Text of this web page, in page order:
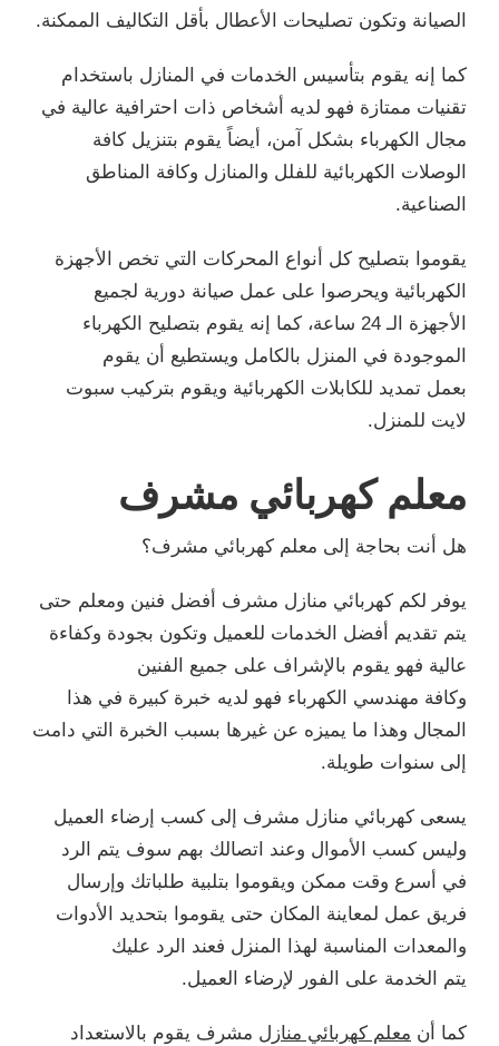
الصيانة وتكون تصليحات الأعطال بأقل التكاليف الممكنة.
كما إنه يقوم بتأسيس الخدمات في المنازل باستخدام
تقنيات ممتازة فهو لديه أشخاص ذات احترافية عالية في
مجال الكهرباء بشكل آمن، أيضاً يقوم بتنزيل كافة
الوصلات الكهربائية للفلل والمنازل وكافة المناطق
الصناعية.
يقوموا بتصليح كل أنواع المحركات التي تخص الأجهزة
الكهربائية ويحرصوا على عمل صيانة دورية لجميع
الأجهزة الـ 24 ساعة، كما إنه يقوم بتصليح الكهرباء
الموجودة في المنزل بالكامل ويستطيع أن يقوم
بعمل تمديد للكابلات الكهربائية ويقوم بتركيب سبوت
لايت للمنزل.
معلم كهربائي مشرف
هل أنت بحاجة إلى معلم كهربائي مشرف؟
يوفر لكم كهربائي منازل مشرف أفضل فنين ومعلم حتى
يتم تقديم أفضل الخدمات للعميل وتكون بجودة وكفاءة
عالية فهو يقوم بالإشراف على جميع الفنين
وكافة مهندسي الكهرباء فهو لديه خبرة كبيرة في هذا
المجال وهذا ما يميزه عن غيرها بسبب الخبرة التي دامت
إلى سنوات طويلة.
يسعى كهربائي منازل مشرف إلى كسب إرضاء العميل
وليس كسب الأموال وعند اتصالك بهم سوف يتم الرد
في أسرع وقت ممكن ويقوموا بتلبية طلباتك وإرسال
فريق عمل لمعاينة المكان حتى يقوموا بتحديد الأدوات
والمعدات المناسبة لهذا المنزل فعند الرد عليك
يتم الخدمة على الفور لإرضاء العميل.
كما أن معلم كهربائي منازل مشرف يقوم بالاستعداد